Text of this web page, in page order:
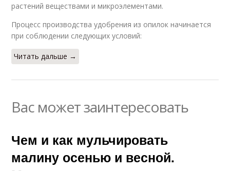
растений веществами и микроэлементами.
Процесс производства удобрения из опилок начинается
при соблюдении следующих условий:
Читать дальше →
Вас может заинтересовать
Чем и как мульчировать
малину осенью и весной.